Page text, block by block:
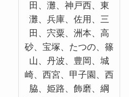
田、灘、神戸西、東
灘、兵庫、佐用、三
田、宍粟、洲本、高
砂、宝塚、たつの、篠
山、丹波、豊岡、城
崎、西宮、甲子園、西
脇、姫路、飾磨、綱